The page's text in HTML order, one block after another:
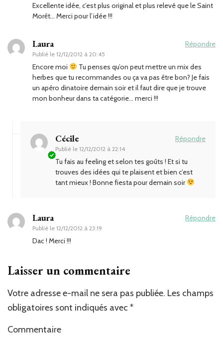
Excellente idée, c’est plus original et plus relevé que le Saint
Morêt… Merci pour l’idée !!!
Laura
Publié le 12/12/2012 à 20:45
Répondre
Encore moi
Tu penses qu’on peut mettre un mix des
herbes que tu recommandes ou ça va pas être bon? Je fais
un apéro dinatoire demain soir et il faut dire que je trouve
mon bonheur dans ta catégorie… merci !!!
Cécile
Publié le 12/12/2012 à 22:14
Répondre
Tu fais au feeling et selon tes goûts ! Et si tu
trouves des idées qui te plaisent et bien c’est
tant mieux ! Bonne fiesta pour demain soir
Laura
Publié le 12/12/2012 à 23:19
Répondre
Dac ! Merci !!!
Laisser un commentaire
Votre adresse e-mail ne sera pas publiée. Les champs
obligatoires sont indiqués avec *
Commentaire